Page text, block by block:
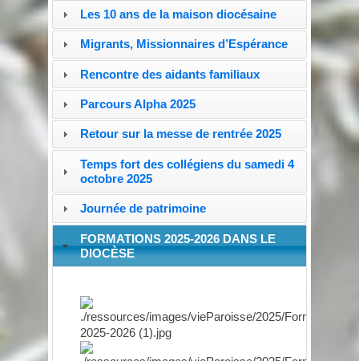
Les 10 ans de la maison diocésaine
Migrants, Missionnaires d’Espérance
Rencontre des aidants familiaux
Parcours Alpha 2025
Retour sur la messe de rentrée 2025
Temps fort des collégiens du samedi 4
octobre 2025
Journée de patrimoine
FORMATIONS 2025-2026 DANS LE
DIOCÈSE